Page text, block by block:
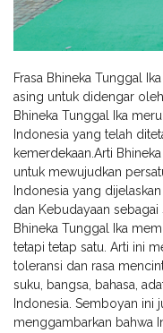
Frasa Bhineka Tunggal
asing untuk didengar
Bhineka Tunggal Ika
Indonesia yang telah
kemerdekaan.Arti
untuk mewujudkan
Indonesia yang
dan Kebudayaan
Bhineka Tunggal Ika
tetapi tetap satu. Arti ini
toleransi dan rasa
suku, bangsa, bahasa,
Indonesia. Semboyan
menggambarkan bahwa